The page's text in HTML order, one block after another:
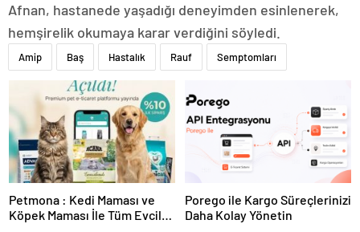
Afnan, hastanede yaşadığı deneyimden esinlenerek,
hemşirelik okumaya karar verdiğini söyledi.
Amip Baş Hastalık Rauf Semptomları
Petmona : Kedi Maması ve
Köpek Maması İle Tüm Evcil
Porego ile Kargo Süreçlerinizi
Daha Kolay Yönetin